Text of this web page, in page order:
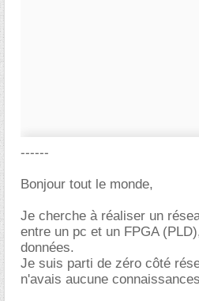
------
Bonjour tout le monde,
Je cherche à réaliser un
entre un pc et un FPGA
données.
Je suis parti de zéro côté
n'avais aucune